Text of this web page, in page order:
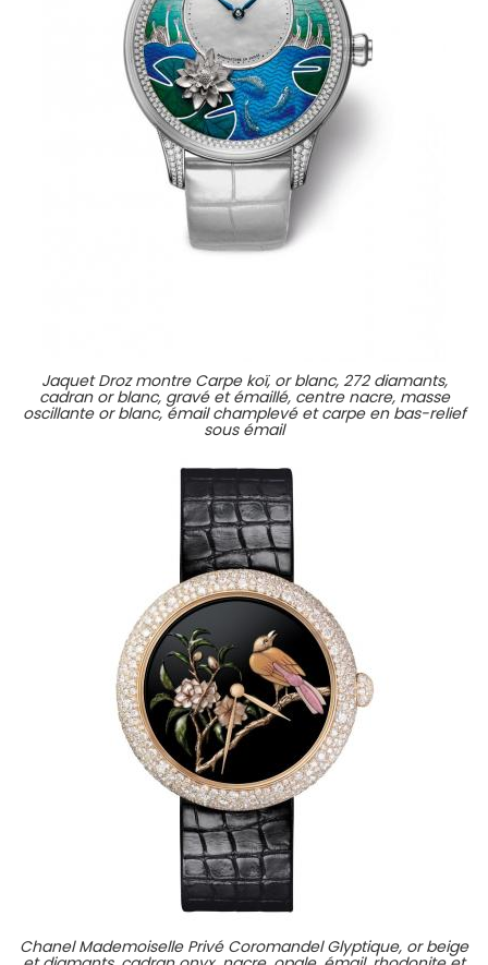
Jaquet Droz montre Carpe koï, or blanc, 272 diamants,
cadran or blanc, gravé et émaillé, centre nacre, masse
oscillante or blanc, émail champlevé et carpe en bas-relief
sous émail
Chanel Mademoiselle Privé Coromandel Glyptique, or beige